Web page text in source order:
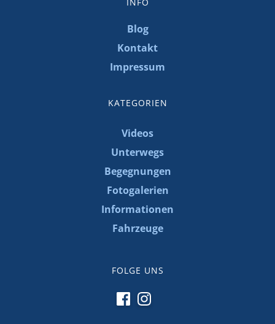
Blog
Kontakt
Impressum
KATEGORIEN
Videos
Unterwegs
Begegnungen
Fotogalerien
Informationen
Fahrzeuge
FOLGE UNS